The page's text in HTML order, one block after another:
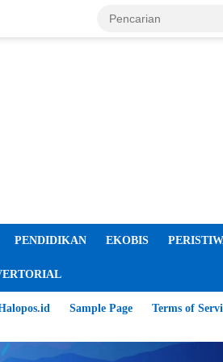
PENDIDIKAN EKOBIS
Sample Page Terms of